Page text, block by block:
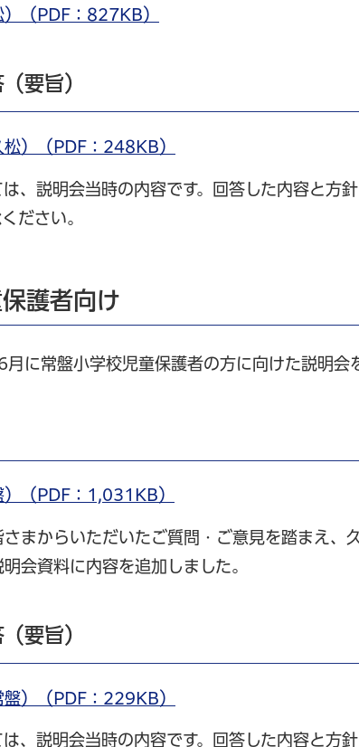
（PDF：827KB）
要旨）
）（PDF：248KB）
、説明会当時の内容です。回答した内容と方
ださい。
護者向け
に常盤小学校児童保護者の方に向けた説明会
（PDF：1,031KB）
まからいただいたご質問・ご意見を踏まえ、
会資料に内容を追加しました。
要旨）
）（PDF：229KB）
、説明会当時の内容です。回答した内容と方